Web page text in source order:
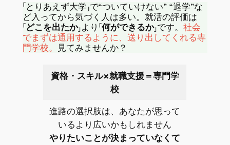
「とりあえず大学」で“ついていけない” “退学”な
ど入ってから気づく人は多い。就活の評価は
「どこを出たか」より 「何ができるか」です。 社会
でまずは通用するように、送り出してくれる専
門学校。
見てみませんか？
資格・スキル×就職支援＝専門学
校
進路の選択肢は、あなたが思って
いるより広いかもしれません
やりたいことが決まっていなくて